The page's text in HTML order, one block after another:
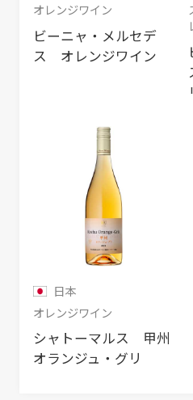
オレンジワイン
ビーニャ・メルセデ
ス オレンジワイン
日本
オレンジワイン
シャトーマルス 甲州
オランジュ・グリ